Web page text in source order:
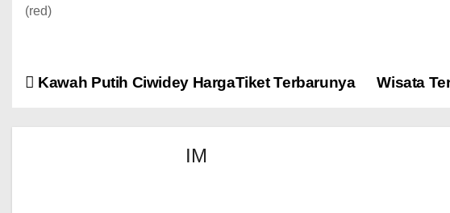
(red)
Wisata
Kawah Putih Ciwidey HargaTiket Terbarunya
IM